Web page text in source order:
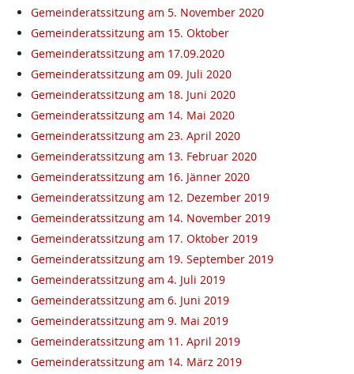
Gemeinderatssitzung am 5. November 2020
Gemeinderatssitzung am 15. Oktober
Gemeinderatssitzung am 17.09.2020
Gemeinderatssitzung am 09. Juli 2020
Gemeinderatssitzung am 18. Juni 2020
Gemeinderatssitzung am 14. Mai 2020
Gemeinderatssitzung am 23. April 2020
Gemeinderatssitzung am 13. Februar 2020
Gemeinderatssitzung am 16. Jänner 2020
Gemeinderatssitzung am 12. Dezember 2019
Gemeinderatssitzung am 14. November 2019
Gemeinderatssitzung am 17. Oktober 2019
Gemeinderatssitzung am 19. September 2019
Gemeinderatssitzung am 4. Juli 2019
Gemeinderatssitzung am 6. Juni 2019
Gemeinderatssitzung am 9. Mai 2019
Gemeinderatssitzung am 11. April 2019
Gemeinderatssitzung am 14. März 2019